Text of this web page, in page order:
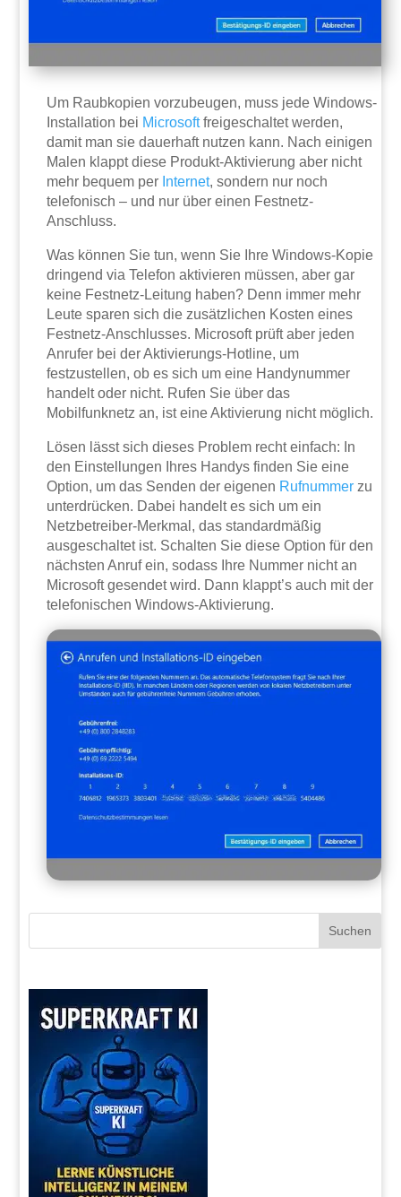
Um Raubkopien vorzubeugen, muss jede Windows-
Installation bei Microsoftfreigeschaltet werden,
damit man sie dauerhaft nutzen kann. Nach einigen
Malen klappt diese Produkt-Aktivierung aber nicht
mehr bequem per Internet, sondern nur noch
telefonisch – und nur über einen Festnetz-
Anschluss.
Was können Sie tun, wenn Sie Ihre Windows-Kopie
dringend via Telefon aktivieren müssen, aber gar
keine Festnetz-Leitung haben? Denn immer mehr
Leute sparen sich die zusätzlichen Kosten eines
Festnetz-Anschlusses. Microsoft prüft aber jeden
Anrufer bei der Aktivierungs-Hotline, um
festzustellen, ob es sich um eine Handynummer
handelt oder nicht. Rufen Sie über das
Mobilfunknetz an, ist eine Aktivierung nicht möglich.
Lösen lässt sich dieses Problem recht einfach: In
den Einstellungen Ihres Handys finden Sie eine
Option, um das Senden der eigenen Rufnummer zu
unterdrücken. Dabei handelt es sich um ein
Netzbetreiber-Merkmal, das standardmäßig
ausgeschaltet ist. Schalten Sie diese Option für den
nächsten Anruf ein, sodass Ihre Nummer nicht an
Microsoft gesendet wird. Dann klappt’s auch mit der
telefonischen Windows-Aktivierung.